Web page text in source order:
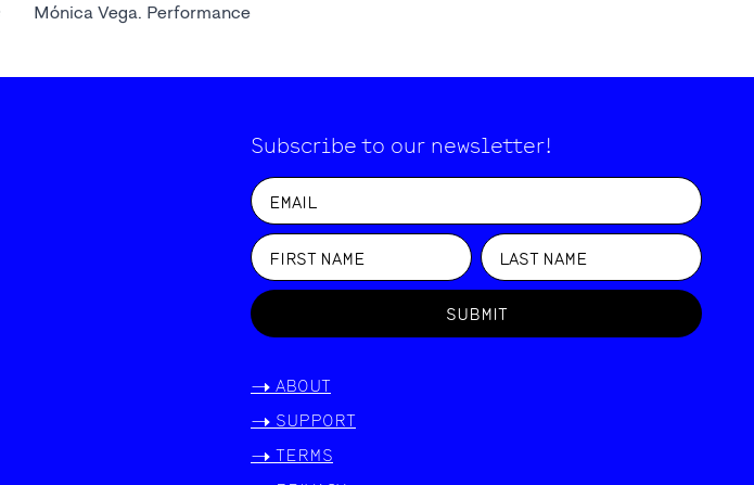
Mónica Vega. Performance
Subscribe to our newsletter!
SUBMIT
-> ABOUT
-> SUPPORT
-> TERMS